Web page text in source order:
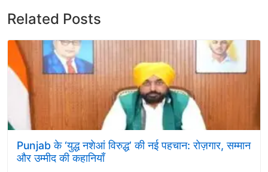
Related Posts
Punjab के ‘युद्ध नशेआं विरुद्ध’ की नई पहचान: रोज़गार, सम्मान
और उम्मीद की कहानियाँ